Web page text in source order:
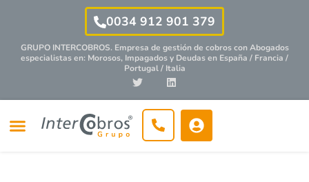
0034 912 901 379
GRUPO INTERCOBROS. Empresa de gestión de cobros conAbogados
especialistasen: Morosos, Impagados y Deudas en España / Francia /
Portugal / Italia